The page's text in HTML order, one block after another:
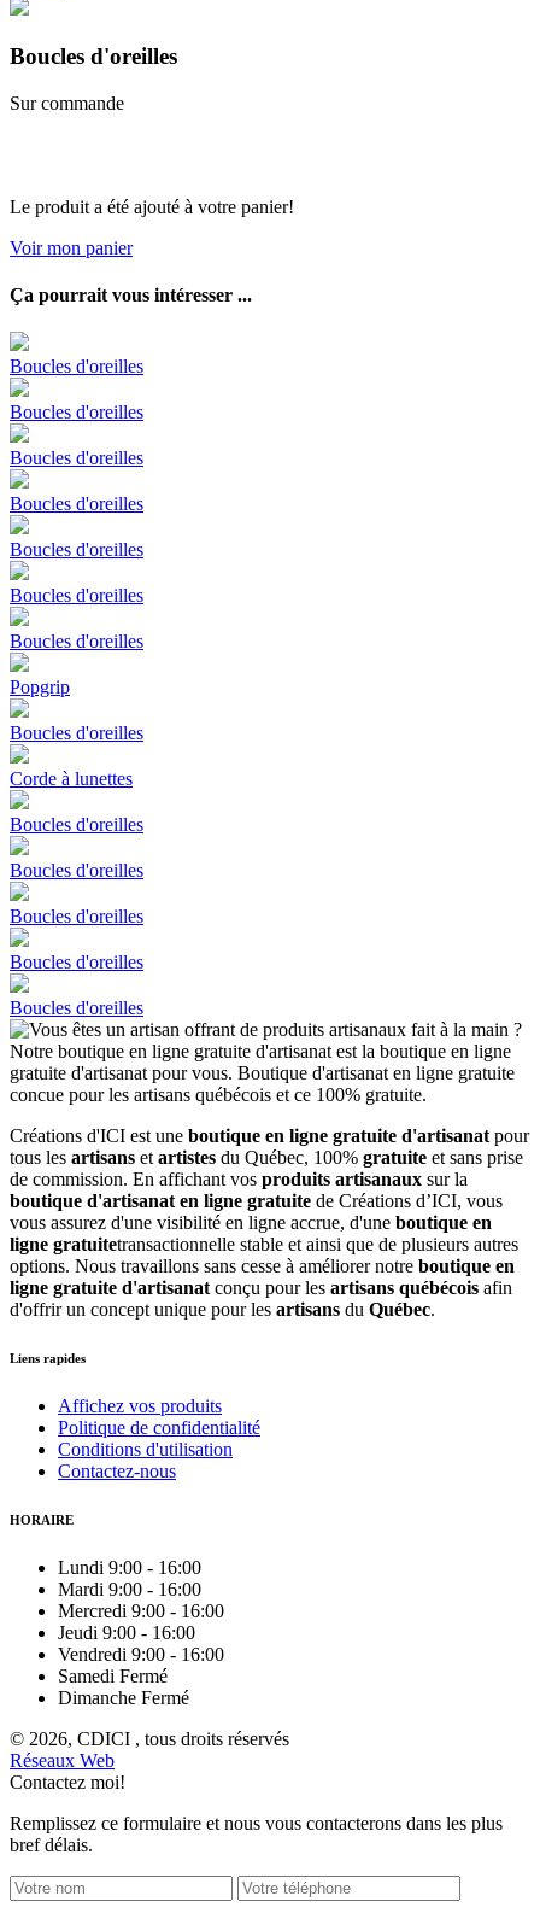
Boucles d'oreilles
Sur commande
Le produit a été ajouté à votre panier!
Voir mon panier
Ça pourrait vous intéresser ...
Boucles d'oreilles
Boucles d'oreilles
Boucles d'oreilles
Boucles d'oreilles
Boucles d'oreilles
Boucles d'oreilles
Boucles d'oreilles
Popgrip
Boucles d'oreilles
Corde à lunettes
Boucles d'oreilles
Boucles d'oreilles
Boucles d'oreilles
Boucles d'oreilles
Boucles d'oreilles
Créations d'ICI est une boutique en ligne gratuite d'artisanat pour
tous les artisans et artistes du Québec, 100% gratuite et sans prise
de commission. En affichant vos produits artisanaux sur la
boutique d'artisanat en ligne gratuite de Créations d’ICI, vous
vous assurez d'une visibilité en ligne accrue, d'une boutique en
ligne gratuitetransactionnelle stable et ainsi que de plusieurs autres
options. Nous travaillons sans cesse à améliorer notre boutique en
ligne gratuite d'artisanat conçu pour les artisans québécois afin
d'offrir un concept unique pour les artisans du Québec.
Liens rapides
Affichez vos produits
Politique de confidentialité
Conditions d'utilisation
Contactez-nous
HORAIRE
Lundi 9:00 - 16:00
Mardi 9:00 - 16:00
Mercredi 9:00 - 16:00
Jeudi 9:00 - 16:00
Vendredi 9:00 - 16:00
Samedi Fermé
Dimanche Fermé
© 2026, CDICI , tous droits réservés
Réseaux Web
Contactez moi!
Remplissez ce formulaire et nous vous contacterons dans les plus
bref délais.